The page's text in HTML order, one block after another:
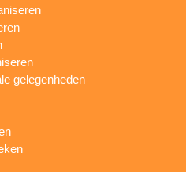
gelegenheden